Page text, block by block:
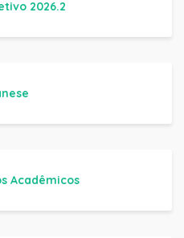
2026.2
Acadêmicos